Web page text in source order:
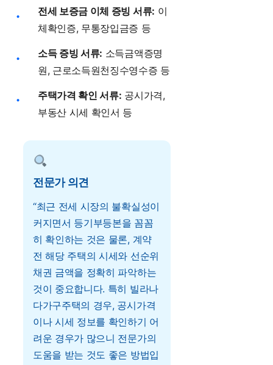
전세 보증금 이체 증빙 서류: 이
체확인증, 무통장입금증 등
소득 증빙 서류: 소득금액증명
원, 근로소득원천징수영수증 등
주택가격 확인 서류: 공시가격,
부동산 시세 확인서 등
전문가 의견
“최근 전세 시장의 불확실성이
커지면서 등기부등본을 꼼꼼
히 확인하는 것은 물론, 계약
전 해당 주택의 시세와 선순위
채권 금액을 정확히 파악하는
것이 중요합니다. 특히 빌라나
다가구주택의 경우, 공시가격
이나 시세 정보를 확인하기 어
려운 경우가 많으니 전문가의
도움을 받는 것도 좋은 방법입